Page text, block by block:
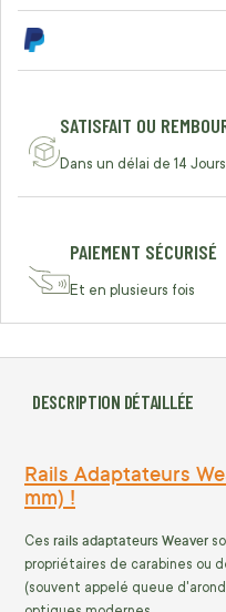
SATISFAIT OU
Dans un délai de 14 Jours
PAIEMENT SÉCURISÉ
Et en plusieurs fois
DESCRIPTION DÉTAILLÉE
Rails Adaptateurs
mm) !
Ces rails adaptateurs Weaver
propriétaires de carabines ou
(souvent appelé queue